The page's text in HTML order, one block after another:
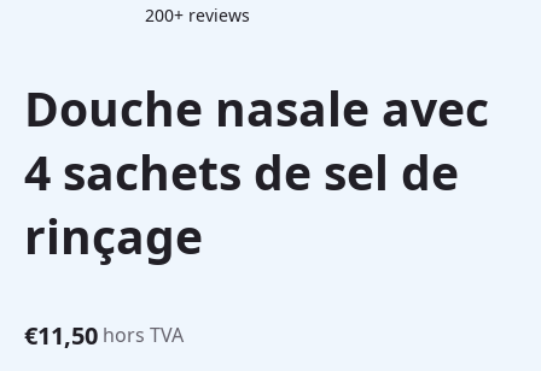
200+ reviews
Douche nasale avec
4 sachets de sel de
rinçage
€11,50 hors TVA